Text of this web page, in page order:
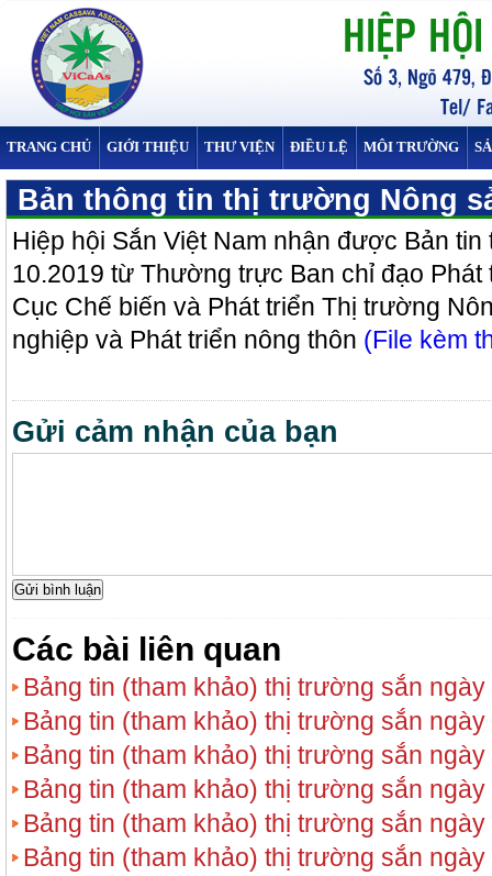
TRANG CHỦ GIỚI THIỆU THƯ VIỆN ĐIỀU LỆ MÔI TRƯỜNG
Bản thông tin thị trường Nông
Hiệp hội Sắn Việt Nam nhận được Bản
10.2019 từ Thường trực Ban chỉ đạo
Cục Chế biến và Phát triển Thị trường
nghiệp và Phát triển nông thôn (File kèm
Gửi cảm nhận của bạn
Các bài liên quan
Bảng tin (tham khảo) thị trường sắn
Bảng tin (tham khảo) thị trường sắn
Bảng tin (tham khảo) thị trường sắn
Bảng tin (tham khảo) thị trường sắn
Bảng tin (tham khảo) thị trường sắn
Bảng tin (tham khảo) thị trường sắn